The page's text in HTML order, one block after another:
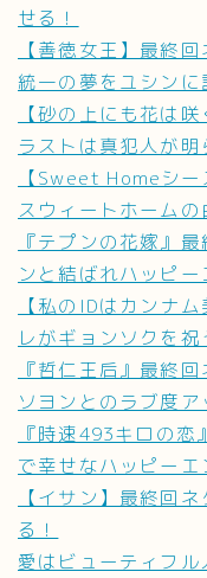
せる！
【善徳女王】最終
統一の夢をユシンに
【砂の上にも花は
ラストは真犯人が明
【Sweet Homeシ
スウィートホームの
『テプンの花嫁』
ンと結ばれハッピー
【私のIDはカンナ
レがギョンソクを祝
『哲仁王后』最終
ソヨンとのラブ度ア
『時速493キロの
で幸せなハッピーエ
【イサン】最終回
る！
愛はビューティフ